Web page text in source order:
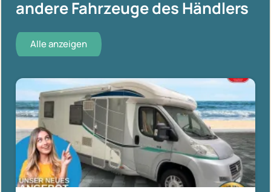
andere Fahrzeuge des Händlers
Alle anzeigen